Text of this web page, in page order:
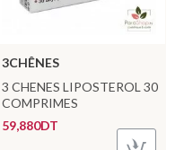
3CHÊNES
3 CHENES LIPOSTEROL 30
COMPRIMES
59,880DT